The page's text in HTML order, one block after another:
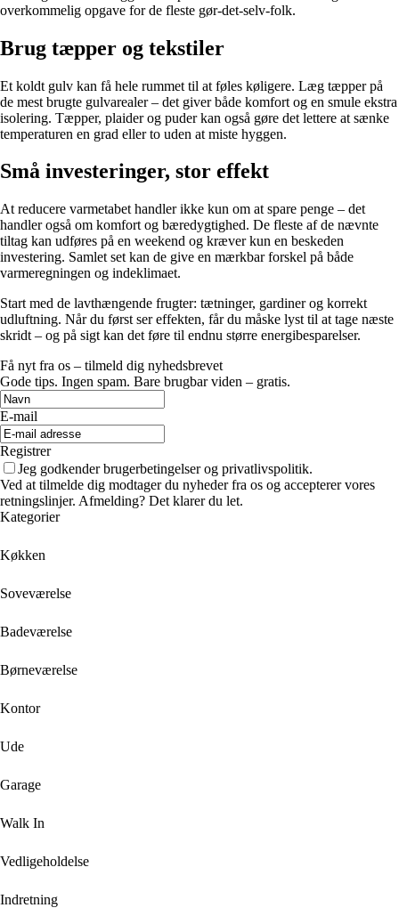
overkommelig opgave for de fleste gør-det-selv-folk.
Brug tæpper og tekstiler
Et koldt gulv kan få hele rummet til at føles køligere. Læg tæpper på
de mest brugte gulvarealer – det giver både komfort og en smule ekstra
isolering. Tæpper, plaider og puder kan også gøre det lettere at sænke
temperaturen en grad eller to uden at miste hyggen.
Små investeringer, stor effekt
At reducere varmetabet handler ikke kun om at spare penge – det
handler også om komfort og bæredygtighed. De fleste af de nævnte
tiltag kan udføres på en weekend og kræver kun en beskeden
investering. Samlet set kan de give en mærkbar forskel på både
varmeregningen og indeklimaet.
Start med de lavthængende frugter: tætninger, gardiner og korrekt
udluftning. Når du først ser effekten, får du måske lyst til at tage næste
skridt – og på sigt kan det føre til endnu større energibesparelser.
Få nyt fra os – tilmeld dig nyhedsbrevet
Gode tips. Ingen spam. Bare brugbar viden – gratis.
E-mail
Registrer
Jeg godkender brugerbetingelser og privatlivspolitik.
Ved at tilmelde dig modtager du nyheder fra os og accepterer vores
retningslinjer. Afmelding? Det klarer du let.
Kategorier
Køkken
Soveværelse
Badeværelse
Børneværelse
Kontor
Ude
Garage
Walk In
Vedligeholdelse
Indretning